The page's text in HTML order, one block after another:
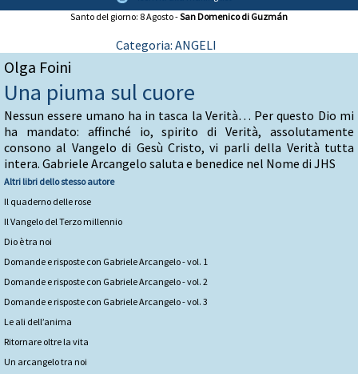
Santo del giorno: 8 Agosto -San Domenico di Guzmán
Categoria: ANGELI
Olga Foini
Una piuma sul cuore
Nessun essere umano ha in tasca la Verità… Per questo Dio mi
ha mandato: affinché io, spirito di Verità, assolutamente
consono al Vangelo di Gesù Cristo, vi parli della Verità tutta
intera. Gabriele Arcangelo saluta e benedice nel Nome di JHS
Altri libri dello stesso autore
Il quaderno delle rose
Il Vangelo del Terzo millennio
Dio è tra noi
Domande e risposte con Gabriele Arcangelo - vol. 1
Domande e risposte con Gabriele Arcangelo - vol. 2
Domande e risposte con Gabriele Arcangelo - vol. 3
Le ali dell’anima
Ritornare oltre la vita
Un arcangelo tra noi